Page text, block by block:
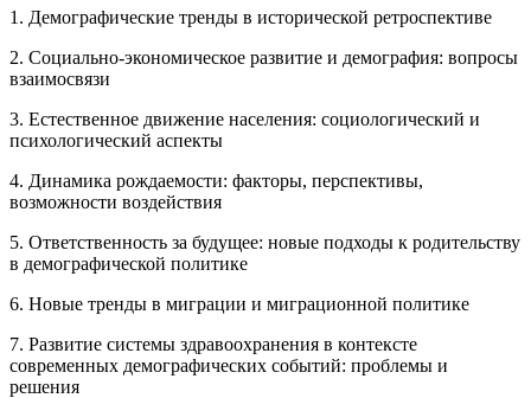
1. Демографические тренды в исторической ретроспективе
2. Социально-экономическое развитие и демография: вопросы
взаимосвязи
3. Естественное движение населения: социологический и
психологический аспекты
4. Динамика рождаемости: факторы, перспективы,
возможности воздействия
5. Ответственность за будущее: новые подходы к родительству
в демографической политике
6. Новые тренды в миграции и миграционной политике
7. Развитие системы здравоохранения в контексте
современных демографических событий: проблемы и
решения